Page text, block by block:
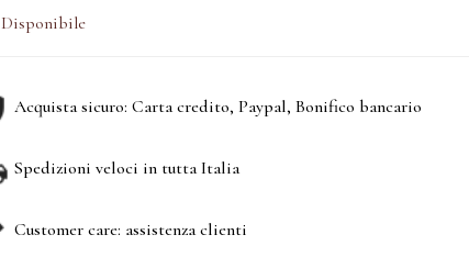
Disponibile
Acquista sicuro: Carta credito, Paypal, Bonifico bancario
Spedizioni veloci in tutta Italia
Customer care: assistenza clienti